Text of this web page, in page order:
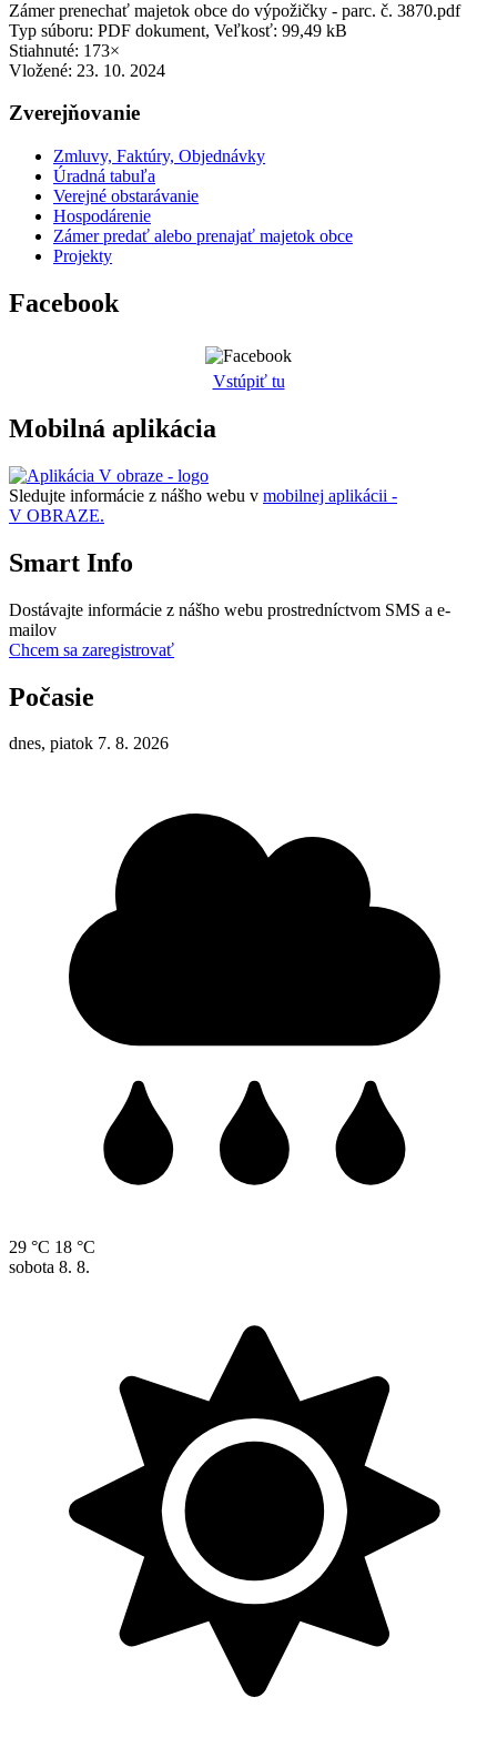
Zámer prenechať majetok obce do výpožičky - parc. č. 3870.pdf
Typ súboru: PDF dokument, Veľkosť: 99,49 kB
Stiahnuté: 173×
Vložené: 23. 10. 2024
Zverejňovanie
Zmluvy, Faktúry, Objednávky
Úradná tabuľa
Verejné obstarávanie
Hospodárenie
Zámer predať alebo prenajať majetok obce
Projekty
Facebook
Vstúpiť tu
Mobilná aplikácia
Sledujte informácie z nášho webu v mobilnej aplikácii -
V OBRAZE.
Smart Info
Dostávajte informácie z nášho webu prostredníctvom SMS a e-
mailov
Chcem sa zaregistrovať
Počasie
dnes, piatok 7. 8. 2026
29 °C 18 °C
sobota 8. 8.